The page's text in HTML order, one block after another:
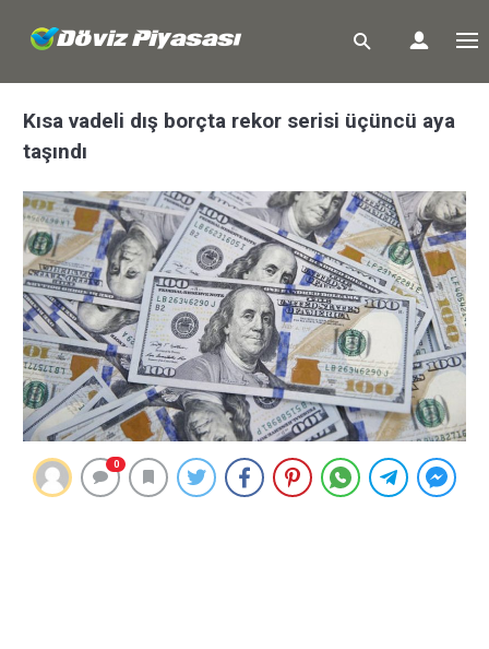
Kısa vadeli dış borçta rekor serisi üçüncü aya
taşındı
0